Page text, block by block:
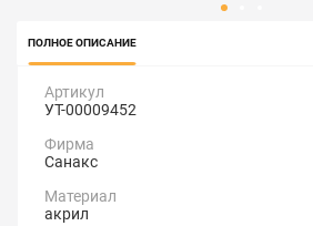
ПОЛНОЕ ОПИСАНИЕ
Артикул
УТ-00009452
Фирма
Санакс
Материал
акрил